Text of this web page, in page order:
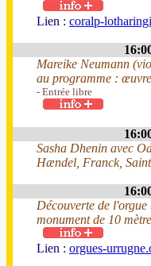
Lien : coralp-
Mareike Neumann
au programme :
- Entrée libre
Sasha Dhenin avec
Hændel, Franck,
Découverte de
monument de 10
Lien : orgues-